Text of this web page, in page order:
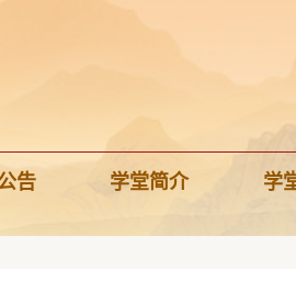
告 学堂简介 学